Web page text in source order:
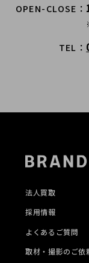
OPEN-CLOSE
TEL
法人買取
採用情報
よくあるご質問
取材・撮影のご依